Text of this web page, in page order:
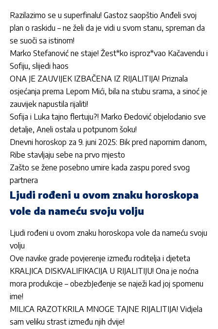
Razilazimo se u superfinalu! Gastoz saopštio Anđeli svoj
plan o raskidu – ne želi da je vidi u svom stanu, spreman da
se suoči sa istinom!
Marko Stefanović ne staje! Žest*ko isproz*vao Kačavendu i
Sofiju, slijedi haos
ONA JE ZAUVIJEK IZBAČENA IZ RIJALITIJA! Priznala
osjećanja prema Lepom Mići, bila na stubu srama, a sinoć je
zauvijek napustila rijaliti!
Sofija i Luka tajno flertuju?! Marko Đedović objelodanio sve
detalje, Aneli ostala u potpunom šoku!
Dnevni horoskop za 9. juni 2025: Bik pred napornim danom,
Ribe stavljaju sebe na prvo mjesto
Zašto se žene posebno umire kada zaspu pored svog
partnera
Ljudi rođeni u ovom znaku horoskopa
vole da nameću svoju volju
Ljudi rođeni u ovom znaku horoskopa vole da nameću svoju
volju
Ove navike grade povjerenje između roditelja i djeteta
KRALJICA DISKVALIFIKACIJA U RIJALITIJU! Ona je noćna
mora produkcije – obezbJeđenje se naježi kad joj spomenu
ime!
MILICA RAZOTKRILA MNOGE TAJNE RIJALITIJA! Vidjela
sam veliku strast između njih dvije!